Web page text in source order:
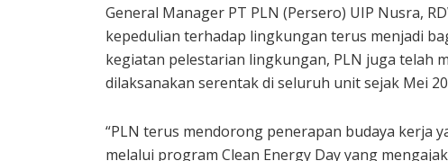
General Manager PT PLN (Persero) UIP Nusra,
kepedulian terhadap lingkungan terus menjadi
kegiatan pelestarian lingkungan, PLN juga telah
dilaksanakan serentak di seluruh unit sejak Mei
“PLN terus mendorong penerapan budaya kerja
melalui program Clean Energy Day yang